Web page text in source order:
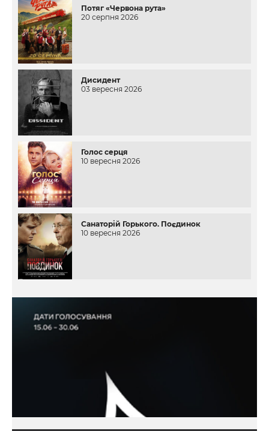
Потяг «Червона рута»
20 серпня 2026
Дисидент
03 вересня 2026
Голос серця
10 вересня 2026
Санаторій Горького. Поєдинок
10 вересня 2026